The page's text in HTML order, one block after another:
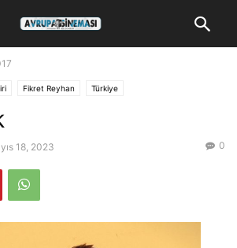
Fikret Reyhan Türkiye
18, 2023 0